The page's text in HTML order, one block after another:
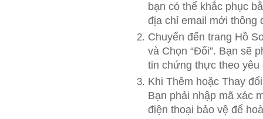
bạn có thể khắc phục
địa chỉ email mới thông
Chuyển đến trang Hồ
và Chọn “Đổi”. Bạn sẽ
tin chứng thực theo yêu
Khi Thêm hoặc Thay
Bạn phải nhập mã xác
điện thoại bảo vệ để